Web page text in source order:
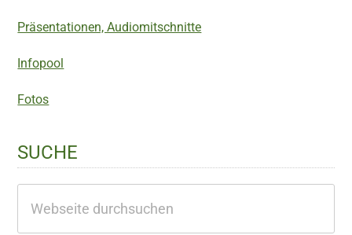
Präsentationen, Audiomitschnitte
Infopool
Fotos
SUCHE
durchsuchen